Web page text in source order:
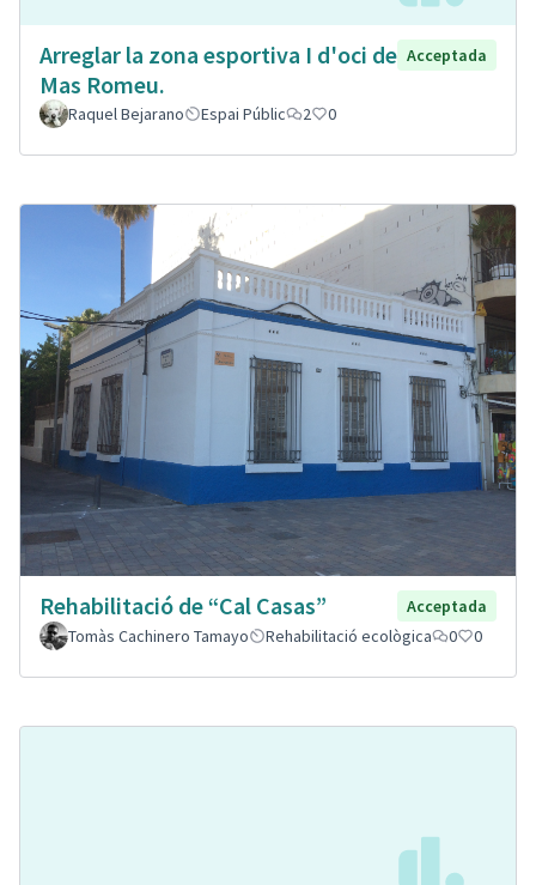
Arreglar la zona esportiva I d'oci de
Mas Romeu.
Acceptada
Raquel Bejarano Espai Públic 2 0
Rehabilitació de “Cal Casas”
Acceptada
Tomàs Cachinero Tamayo
Rehabilitació ecològica 0 0